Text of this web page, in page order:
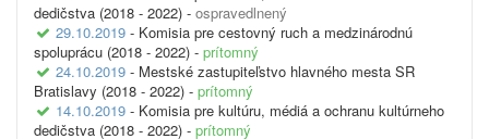
dedičstva (2018 - 2022) - ospravedlnený
29.10.2019 - Komisia pre cestovný ruch a medzinárodnú
spoluprácu (2018 - 2022) - prítomný
24.10.2019 - Mestské zastupiteľstvo hlavného mesta SR
Bratislavy (2018 - 2022) - prítomný
14.10.2019 - Komisia pre kultúru, médiá a ochranu kultúrneho
dedičstva (2018 - 2022) - prítomný